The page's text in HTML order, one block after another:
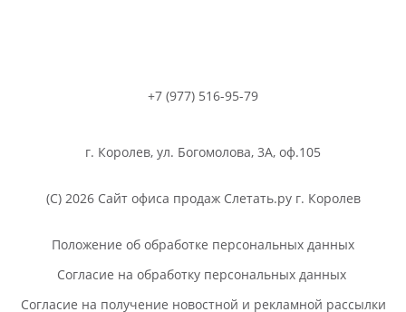
+7 (977) 516-95-79
г. Королев, ул. Богомолова, 3А, оф.105
(C) 2026 Сайт офиса продаж Слетать.ру г. Королев
Положение об обработке персональных данных
Согласие на обработку персональных данных
Согласие на получение новостной и рекламной рассылки